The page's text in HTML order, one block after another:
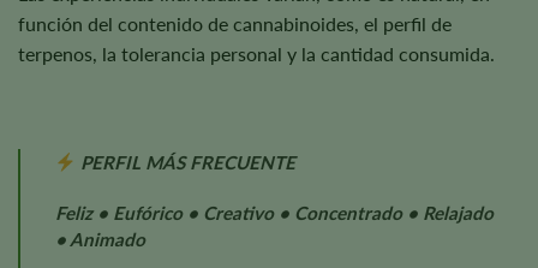
función del contenido de cannabinoides, el perfil de
terpenos, la tolerancia personal y la cantidad consumida.
PERFIL MÁS FRECUENTE
Feliz • Eufórico • Creativo • Concentrado • Relajado
• Animado